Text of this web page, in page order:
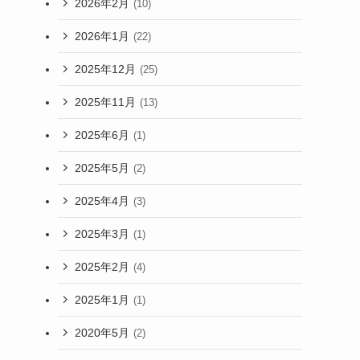
2026年2月 (10)
2026年1月 (22)
2025年12月 (25)
2025年11月 (13)
2025年6月 (1)
2025年5月 (2)
2025年4月 (3)
2025年3月 (1)
2025年2月 (4)
2025年1月 (1)
2020年5月 (2)